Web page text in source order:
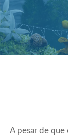
A pesar de que